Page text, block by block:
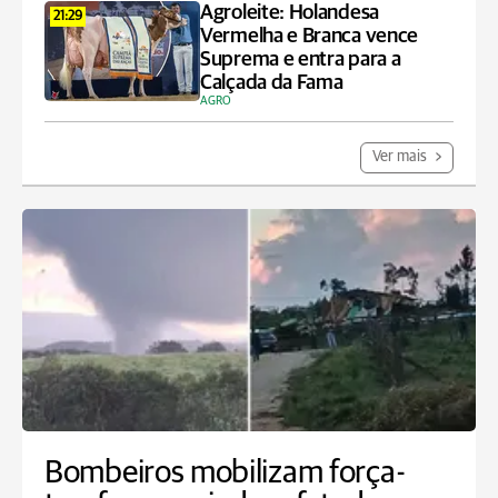
21:29
Agroleite: Holandesa
Vermelha e Branca vence
Suprema e entra para a
Calçada da Fama
AGRO
Ver mais
Bombeiros mobilizam força-